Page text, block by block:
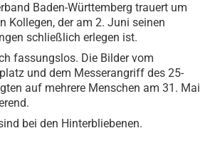
Baden-Württemberg trauert um
Kollegen, der am 2. Juni seinen
schließlich erlegen ist.
fassungslos. Die Bilder vom
und dem Messerangriff des 25-
auf mehrere Menschen am 31. Mai
bei den Hinterbliebenen.